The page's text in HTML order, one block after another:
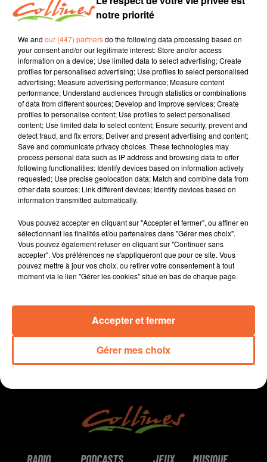
info
26 novembre 2022 - 7 min 49 sec
JOURNAL DU SAMEDI 26 NOVEMBRE (MATIN)
Fabien Gazeau
L'info près de chez vous
Présenté par Fabien Gazeau
- Ouverture de la zone de réemploi à la déchetterie de
Bressuire
- Les 10 ans de la bibliothèque d'Argentonnay
- Artistes dans la Ville se poursuit à Moncoutant avec
Jean-Marc Plumauzille (photo)
- Cholet basket accueille Gravelines-Dunkerque cet AM
0:00 7 min 49 sec
RADIO PODCASTS JEUX MUSIQUE
notre priorité
We and our (447) partnersdo the following data processing based on
your consent and/or our legitimate interest: Store and/or access
information on a device; Use limited data to select advertising; Create
profiles for personalised advertising; Use profiles to select personalised
advertising; Measure advertising performance; Measure content
performance; Understand audiences through statistics or combinations
of data from different sources; Develop and improve services; Create
profiles to personalise content; Use profiles to select personalised
content; Use limited data to select content; Ensure security, prevent and
detect fraud, and fix errors; Deliver and present advertising and content;
Save and communicate privacy choices. These technologies may
process personal data such as IP address and browsing data to offer
following functionalities: Identify devices based on information actively
requested; Use precise geolocation data; Match and combine data from
other data sources; Link different devices; Identify devices based on
information transmitted automatically.
Vous pouvez accepter en cliquant sur "Accepter et fermer", ou affiner en
sélectionnant les finalités et/ou partenaires dans "Gérer mes choix".
Vous pouvez également refuser en cliquant sur "Continuer sans
accepter". Vos préférences ne s'appliqueront que pour ce site. Vous
pouvez mettre à jour vos choix, ou retirer votre consentement à tout
moment via le lien "Gérer les cookies" situé en bas de chaque page.
Gérer mes choix
Accepter et fermer